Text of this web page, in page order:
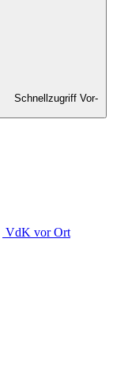
Schnellzugriff Vor-
VdK vor Ort